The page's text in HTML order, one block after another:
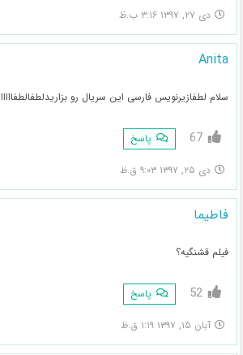
دی ۲۷, ۱۳۹۷ ۳:۱۶ ب.ظ
Anita
سلام لطفازیرنویس فارسی این سریال رو بزاریدلطفالطفااااا
67 پاسخ
دی ۲۵, ۱۳۹۷ ۹:۰۳ ق.ظ
فاطیما
فیلم قشنگیه؟
52 پاسخ
آبان ۱۵, ۱۳۹۷ ۱:۱۹ ق.ظ